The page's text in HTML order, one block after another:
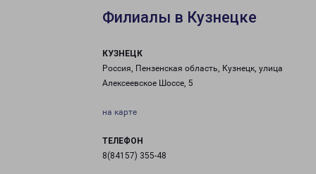
Филиалы в Кузнецке
КУЗНЕЦК
Россия, Пензенская область, Кузнецк, улица
Алексеевское Шоссе, 5
на карте
ТЕЛЕФОН
8(84157) 355-48